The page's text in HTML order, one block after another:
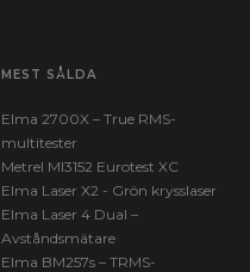
MEST SÅLDA
Elma 2700X – True RMS-
multitester
Metrel MI3152 Eurotest XC
Elma Laser X2 - Grön krysslaser
Elma Laser 4 Dual –
Avståndsmätare
Elma BM257s – TRMS-